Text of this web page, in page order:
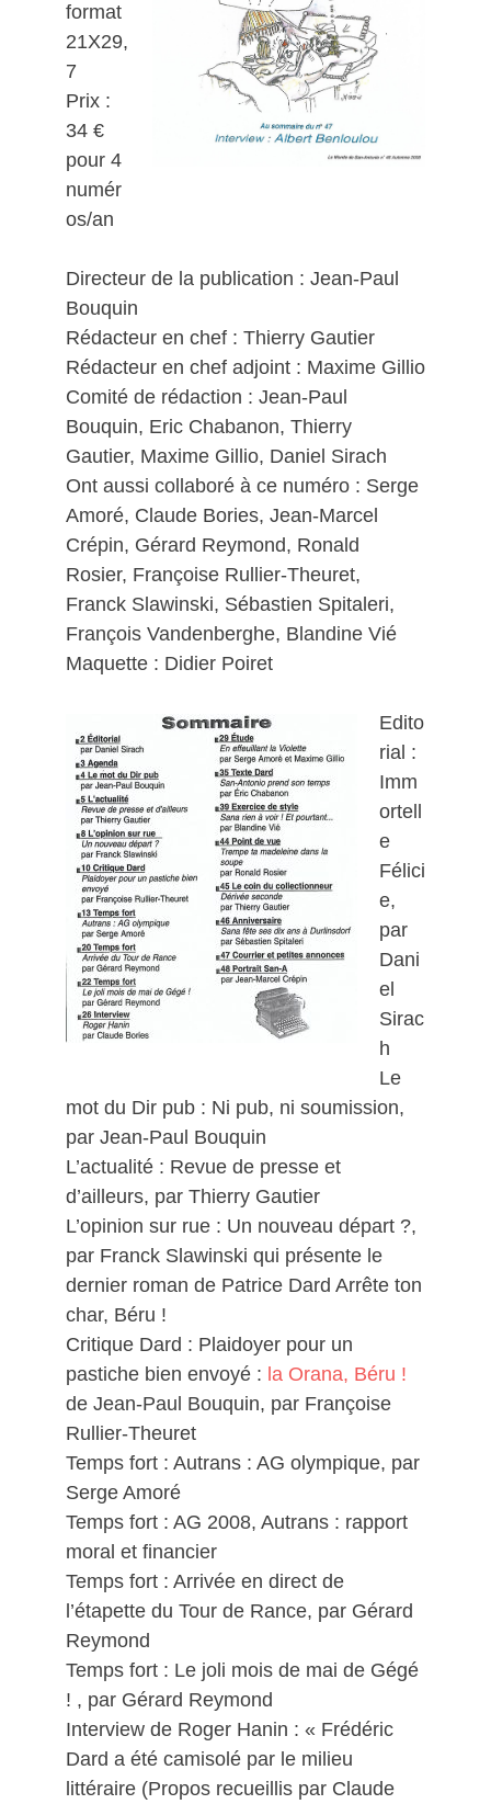
format
21X29,
7
Prix :
34 €
pour 4
numér
os/an
Directeur de la publication : Jean-Paul
Bouquin
Rédacteur en chef : Thierry Gautier
Rédacteur en chef adjoint : Maxime Gillio
Comité de rédaction : Jean-Paul
Bouquin, Eric Chabanon, Thierry
Gautier, Maxime Gillio, Daniel Sirach
Ont aussi collaboré à ce numéro : Serge
Amoré, Claude Bories, Jean-Marcel
Crépin, Gérard Reymond, Ronald
Rosier, Françoise Rullier-Theuret,
Franck Slawinski, Sébastien Spitaleri,
François Vandenberghe, Blandine Vié
Maquette : Didier Poiret
Edito
rial :
Imm
ortell
e
Félici
e,
par
Dani
el
Sirac
h
Le
mot du Dir pub : Ni pub, ni soumission,
par Jean-Paul Bouquin
L’actualité : Revue de presse et
d’ailleurs, par Thierry Gautier
L’opinion sur rue : Un nouveau départ ?,
par Franck Slawinski qui présente le
dernier roman de Patrice Dard Arrête ton
char, Béru !
Critique Dard : Plaidoyer pour un
pastiche bien envoyé : la Orana, Béru !
de Jean-Paul Bouquin, par Françoise
Rullier-Theuret
Temps fort : Autrans : AG olympique, par
Serge Amoré
Temps fort : AG 2008, Autrans : rapport
moral et financier
Temps fort : Arrivée en direct de
l’étapette du Tour de Rance, par Gérard
Reymond
Temps fort : Le joli mois de mai de Gégé
! , par Gérard Reymond
Interview de Roger Hanin : « Frédéric
Dard a été camisolé par le milieu
littéraire (Propos recueillis par Claude